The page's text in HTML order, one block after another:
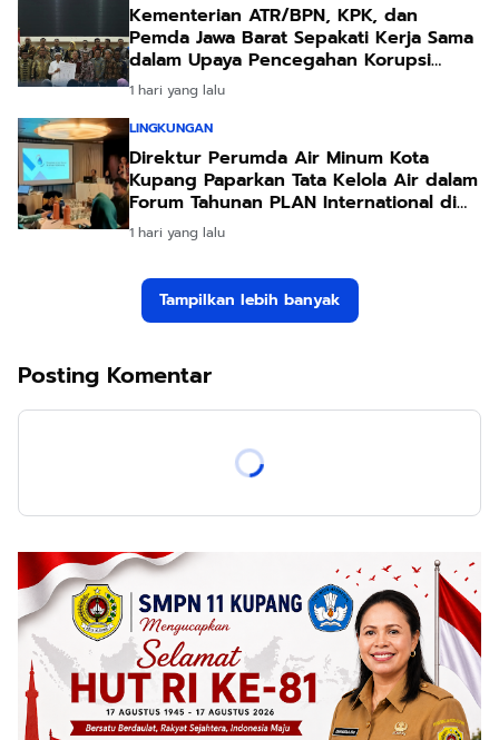
Kementerian ATR/BPN, KPK, dan
Pemda Jawa Barat Sepakati Kerja Sama
dalam Upaya Pencegahan Korupsi
serta Penguatan Ekonomi Daerah
1 hari yang lalu
LINGKUNGAN
Direktur Perumda Air Minum Kota
Kupang Paparkan Tata Kelola Air dalam
Forum Tahunan PLAN International di
Bali
1 hari yang lalu
Tampilkan lebih banyak
Posting Komentar